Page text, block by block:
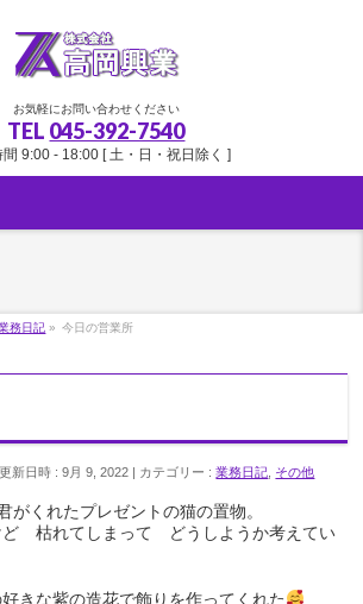
お気軽にお問い合わせください
TEL 045-392-7540
間 9:00 - 18:00 [ 土・日・祝日除く ]
務日記 » 今日の営業所
新日時 : 9月 9, 2022 カテゴリー :業務日記 その他
がくれたプレゼントの猫の置物。
ど 枯れてしまって どうしようか考えてい
きな紫の造花で飾りを作ってくれた